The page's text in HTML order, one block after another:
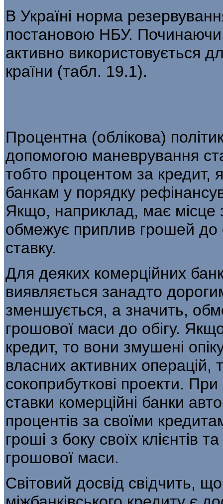
В Україні норма
по­становою НБУ. Починаючи
активно викорис­товується
країни (табл. 19.1).
Процентна (облікова)
допомогою маневрування
тобто процентом за кредит,
банкам у порядку
Якщо, наприклад, має місце
обмежує приплив грошей до
ставку.
Для деяких комерційних
виявляється занадто
зменшується, а значить,
грошової маси до обігу.
кредит, то вони змушені
власних активних
сокоприбуткові проекти. При
ставки ко­мерційні банки
процентів за своїми
гроші з боку своїх клієнтів
грошової маси.
Світовий досвід свідчить,